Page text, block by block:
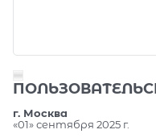
г. Москва
«01» сентября 2025 г.